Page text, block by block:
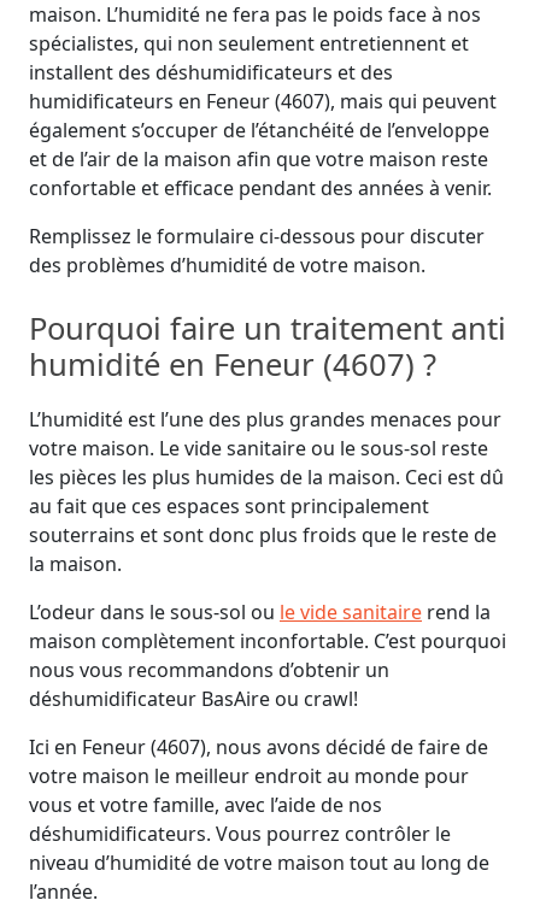
maison. L’humidité ne fera pas le poids face à nos
spécialistes, qui non seulement entretiennent et
installent des déshumidificateurs et des
humidificateurs en Feneur (4607), mais qui peuvent
également s’occuper de l’étanchéité de l’enveloppe
et de l’air de la maison afin que votre maison reste
confortable et efficace pendant des années à venir.
Remplissez le formulaire ci-dessous pour discuter
des problèmes d’humidité de votre maison.
Pourquoi faire un traitement anti
humidité en Feneur (4607) ?
L’humidité est l’une des plus grandes menaces pour
votre maison. Le vide sanitaire ou le sous-sol reste
les pièces les plus humides de la maison. Ceci est dû
au fait que ces espaces sont principalement
souterrains et sont donc plus froids que le reste de
la maison.
L’odeur dans le sous-sol ou le vide sanitaire rend la
maison complètement inconfortable. C’est pourquoi
nous vous recommandons d’obtenir un
déshumidificateur BasAire ou crawl!
Ici en Feneur (4607), nous avons décidé de faire de
votre maison le meilleur endroit au monde pour
vous et votre famille, avec l’aide de nos
déshumidificateurs. Vous pourrez contrôler le
niveau d’humidité de votre maison tout au long de
l’année.